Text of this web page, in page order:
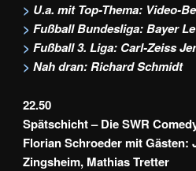
> U.a. mit Top-Thema: Video-
> Fußball Bundesliga: Bayer
> Fußball 3. Liga: Carl-Zeiss
> Nah dran: Richard Schmidt
22.50
Spätschicht – Die SWR
Florian Schroeder mit Gästen:
Zingsheim, Mathias Tretter